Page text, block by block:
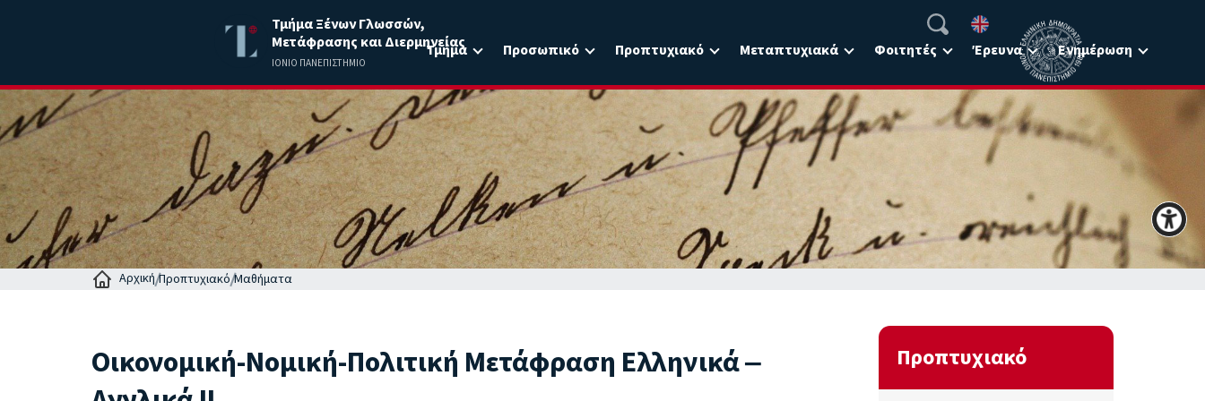
Τμήμα Ξένων Γλωσσών,
Μετάφρασης και Διερμηνείας
ΙΟΝΙΟ ΠΑΝΕΠΙΣΤΗΜΙΟ
Τμήμα Προσωπικό Προπτυχιακό Μεταπτυχιακά Φοιτητές Έρευνα Ενημέρωση
Αρχική Προπτυχιακό Μαθήματα
Οικονομική-Νομική-Πολιτική Μετάφραση Ελληνικά ‒
Προπτυχιακό